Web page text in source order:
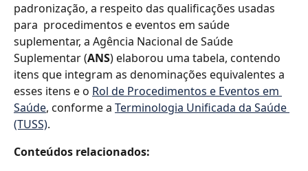
padronização, a respeito das qualificações usadas
para  procedimentos e eventos em saúde
suplementar, a Agência Nacional de Saúde
Suplementar(ANS)elaborou uma tabela, contendo
itens que integram as denominações equivalentes a
esses itens e o Rol de Procedimentos e Eventos em
Saúde, conforme a Terminologia Unificada da Saúde
(TUSS).
Conteúdos relacionados: